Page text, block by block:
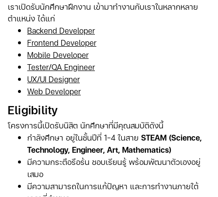
เราเปิดรับนักศึกษาฝึกงาน เข้ามาทำงานกับเราในหลากหลาย
ตำแหน่ง ได้แก่
Backend Developer
Frontend Developer
Mobile Developer
Tester/QA Engineer
UX/UI Designer
Web Developer
Eligibility
โครงการนี้เปิดรับนิสิต นักศึกษาที่มีคุณสมบัติดังนี้
กำลังศึกษา อยู่ในชั้นปีที่ 1-4 ในสาย STEAM (Science,
Technology, Engineer, Art, Mathematics)
มีความกระตือรือร้น ชอบเรียนรู้ พร้อมพัฒนาตัวเองอยู่
เสมอ
มีความสามารถในการแก้ปัญหา และการทำงานภายใต้